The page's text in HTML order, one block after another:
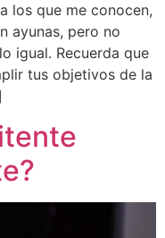
los que me conocen,
ayunas, pero no
igual. Recuerda que
tus objetivos de la